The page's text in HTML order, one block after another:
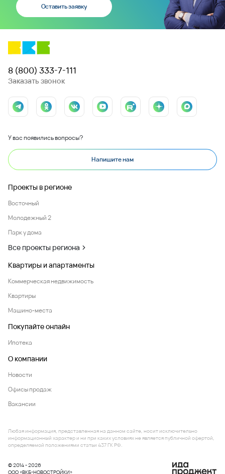
Оставить заявку
8 (800) 333-7-111
Заказать звонок
У вас появились вопросы?
Напишите нам
Проекты в регионе
Восточный
Молодежный 2
Парк у дома
Все проекты региона
Квартиры и апартаменты
Коммерческая недвижимость
Квартиры
Машино-места
Покупайте онлайн
Ипотека
О компании
Новости
Офисы продаж
Вакансии
© 2014 - 2026
ООО «ВКБ-НОВОСТРОЙКИ»
Любая информация, представленная на данном сайте, носит исключительно
информационный характер и ни при каких условиях не является публичной офертой,
определяемой положениями статьи 437 ГК РФ.